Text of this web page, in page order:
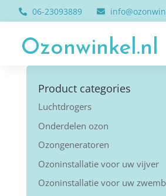
06-23093889
Ozonwinkel.nl
Product categories
Luchtdrogers
Onderdelen ozon
Ozongeneratoren
Ozoninstallatie voor uw vijver
Ozoninstallatie voor uw